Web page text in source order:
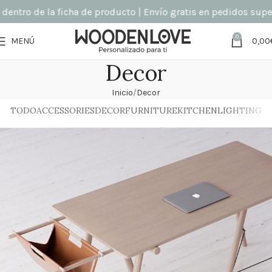
de la ficha de producto | Envío gratis en pedidos
MENÚ 0 0,00
Decor
Inicio Decor
TODOACCESSORIESDECORFURNITUREKITCHENLIGHTING